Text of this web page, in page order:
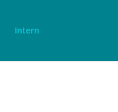
Intern